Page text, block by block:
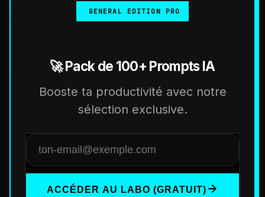
GENERAL EDITION PRO
🚀 Pack de 100+ Prompts IA
Booste ta productivité avec notre
sélection exclusive.
ACCÉDER AU LABO (GRATUIT)